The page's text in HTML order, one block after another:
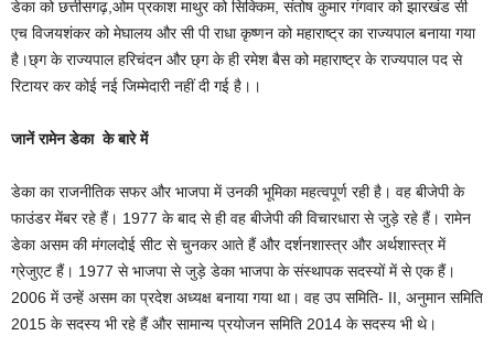
डेका को छत्तीसगढ़,ओम प्रकाश माथुर को सिक्किम, संतोष कुमार गंगवार को झारखंड सी
एच विजयशंकर को मेघालय और सी पी राधा कृष्णन को महाराष्ट्र का राज्यपाल बनाया गया
है।छ्ग के राज्यपाल हरिचंदन और छ्ग के ही रमेश बैस को महाराष्ट्र के राज्यपाल पद से
रिटायर कर कोई नई जिम्मेदारी नहीं दी गई है।।
जानें रामेन डेका के बारे में
डेका का राजनीतिक सफर और भाजपा में उनकी भूमिका महत्वपूर्ण रही है। वह बीजेपी के
फाउंडर मेंबर रहे हैं। 1977 के बाद से ही वह बीजेपी की विचारधारा से जुड़े रहे हैं। रामेन
डेका असम की मंगलदोई सीट से चुनकर आते हैं और दर्शनशास्त्र और अर्थशास्त्र में
ग्रेजुएट हैं। 1977 से भाजपा से जुड़े डेका भाजपा के संस्थापक सदस्यों में से एक हैं।
2006 में उन्हें असम का प्रदेश अध्यक्ष बनाया गया था। वह उप समिति- II, अनुमान समिति
2015 के सदस्य भी रहे हैं और सामान्य प्रयोजन समिति 2014 के सदस्य भी थे।